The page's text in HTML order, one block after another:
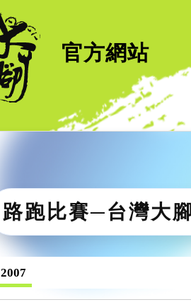
官方網站
路跑比賽─台灣大
2007